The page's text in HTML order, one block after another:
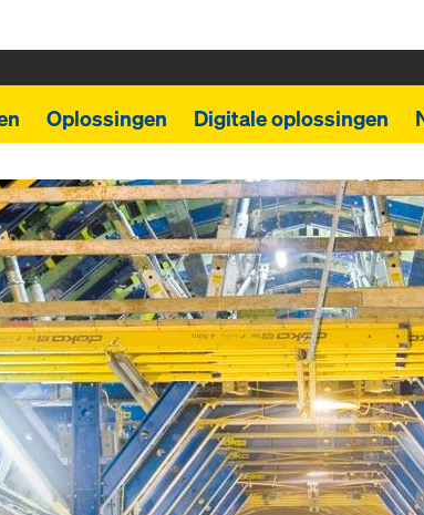
Oplossingen Digitale oplossingen